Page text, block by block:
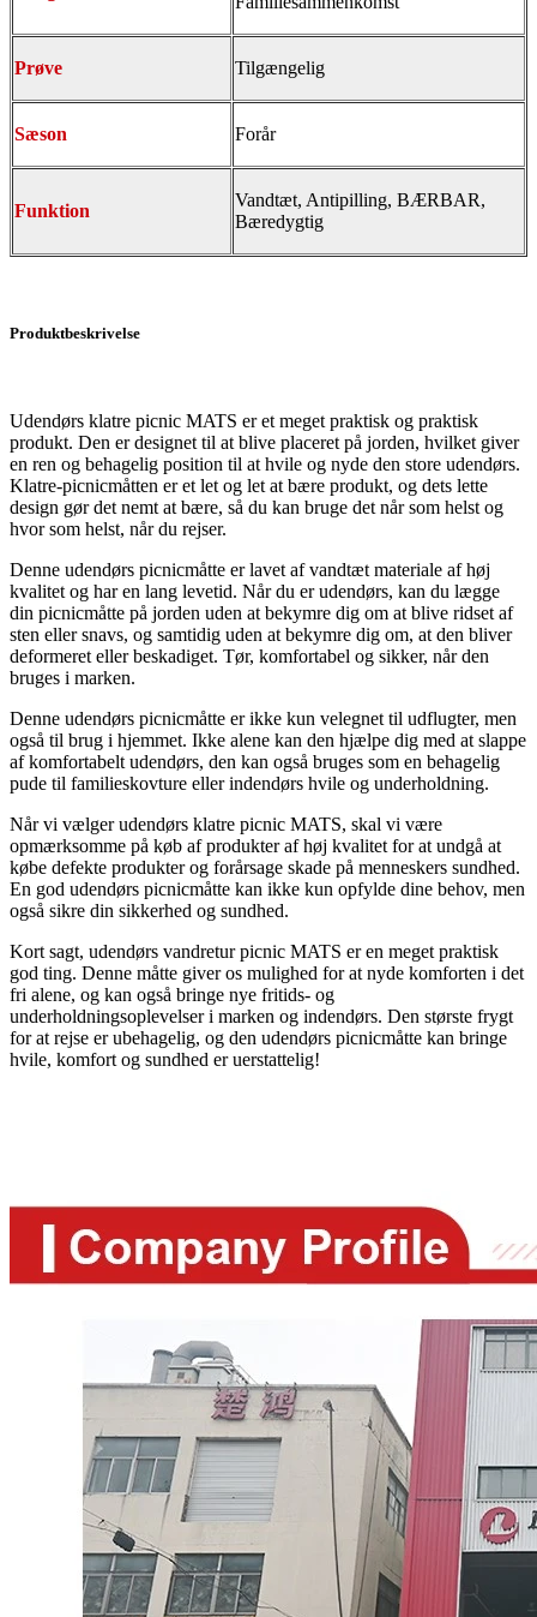
Prøve Tilgængelig
Sæson Forår
Funktion
Vandtæt, Antipilling, BÆRBAR,
Bæredygtig
Produktbeskrivelse
Udendørs klatre picnic MATS er et meget praktisk og praktisk
produkt. Den er designet til at blive placeret på jorden, hvilket giver
en ren og behagelig position til at hvile og nyde den store udendørs.
Klatre-picnicmåtten er et let og let at bære produkt, og dets lette
design gør det nemt at bære, så du kan bruge det når som helst og
hvor som helst, når du rejser.
Denne udendørs picnicmåtte er lavet af vandtæt materiale af høj
kvalitet og har en lang levetid. Når du er udendørs, kan du lægge
din picnicmåtte på jorden uden at bekymre dig om at blive ridset af
sten eller snavs, og samtidig uden at bekymre dig om, at den bliver
deformeret eller beskadiget. Tør, komfortabel og sikker, når den
bruges i marken.
Denne udendørs picnicmåtte er ikke kun velegnet til udflugter, men
også til brug i hjemmet. Ikke alene kan den hjælpe dig med at slappe
af komfortabelt udendørs, den kan også bruges som en behagelig
pude til familieskovture eller indendørs hvile og underholdning.
Når vi vælger udendørs klatre picnic MATS, skal vi være
opmærksomme på køb af produkter af høj kvalitet for at undgå at
købe defekte produkter og forårsage skade på menneskers sundhed.
En god udendørs picnicmåtte kan ikke kun opfylde dine behov, men
også sikre din sikkerhed og sundhed.
Kort sagt, udendørs vandretur picnic MATS er en meget praktisk
god ting. Denne måtte giver os mulighed for at nyde komforten i det
fri alene, og kan også bringe nye fritids- og
underholdningsoplevelser i marken og indendørs. Den største frygt
for at rejse er ubehagelig, og den udendørs picnicmåtte kan bringe
hvile, komfort og sundhed er uerstattelig!